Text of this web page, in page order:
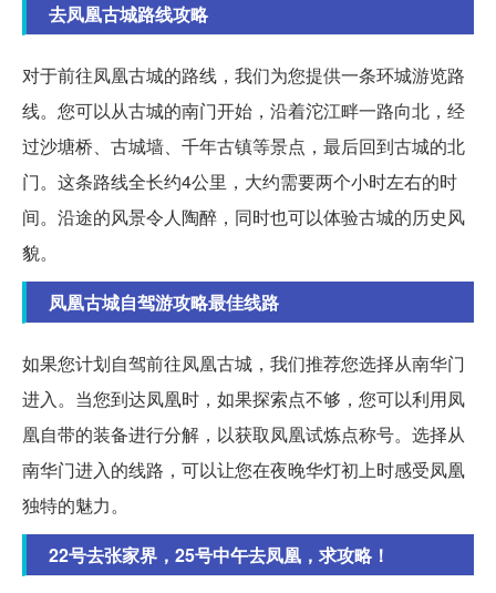
去凤凰古城路线攻略
对于前往凤凰古城的路线，我们为您提供一条环城游览路
线。您可以从古城的南门开始，沿着沱江畔一路向北，经
过沙塘桥、古城墙、千年古镇等景点，最后回到古城的北
门。这条路线全长约4公里，大约需要两个小时左右的时
间。沿途的风景令人陶醉，同时也可以体验古城的历史风
貌。
凤凰古城自驾游攻略最佳线路
如果您计划自驾前往凤凰古城，我们推荐您选择从南华门
进入。当您到达凤凰时，如果探索点不够，您可以利用凤
凰自带的装备进行分解，以获取凤凰试炼点称号。选择从
南华门进入的线路，可以让您在夜晚华灯初上时感受凤凰
独特的魅力。
22号去张家界，25号中午去凤凰，求攻略！